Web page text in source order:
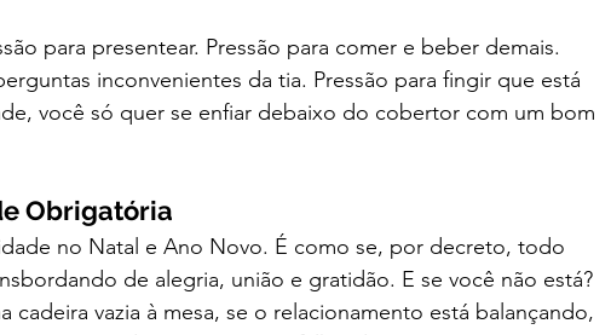
para presentear. Pressão para comer e beber demais.
inconvenientes da tia. Pressão para fingir que está
você só quer se enfiar debaixo do cobertor com um bom
Obrigatória
no Natal e Ano Novo. É como se, por decreto, todo
de alegria, união e gratidão. E se você não está?
cadeira vazia à mesa, se o relacionamento está balançando,